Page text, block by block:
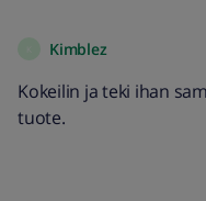
Kimblez
Kokeilin ja teki ihan
tuote.